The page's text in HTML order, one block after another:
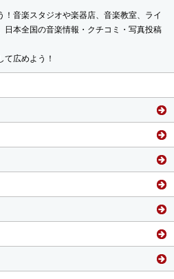
音楽スタジオや楽器店、音楽教室、ライ
日本全国の音楽情報・クチコミ・写真投稿
広めよう！